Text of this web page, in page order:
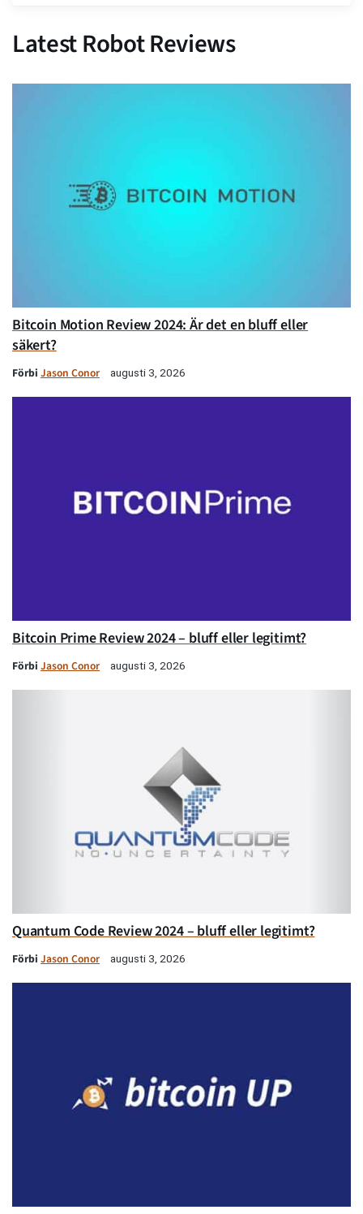
Latest Robot Reviews
Bitcoin Motion Review 2024: Är det en bluff eller
säkert?
Förbi Jason Conor augusti 3, 2026
Bitcoin Prime Review 2024 – bluff eller legitimt?
Förbi Jason Conor augusti 3, 2026
Quantum Code Review 2024 – bluff eller legitimt?
Förbi Jason Conor augusti 3, 2026